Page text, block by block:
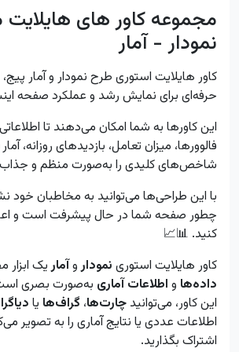
مجموعه کاور های
نمودار - آمار
کاور هایلایت استوری طرح نمودار و آمار پیج،
حرفه‌ای برای نمایش رشد و عملکرد صفحه
این کاورها به شما امکان می‌دهند تا
فالوورها، میزان تعامل، بازدیدهای روزانه،
شاخص‌های کلیدی را به‌صورت منظم و
با این طراحی‌ها می‌توانید به مخاطبان خود
چطور صفحه شما در حال پیشرفت است و
کنید. 📊📈
کاور هایلایت استوری نموداروآماریک ابزار
داده‌ها و اطلاعات آماری به‌صورت بصری
این کاور، می‌توانید چارت‌ها، گراف‌ها یا
اطلاعات عددی یا نتایج آماری را به تصویر
اشتراک بگذارید.